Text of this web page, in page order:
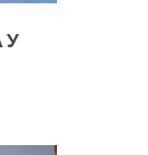
У